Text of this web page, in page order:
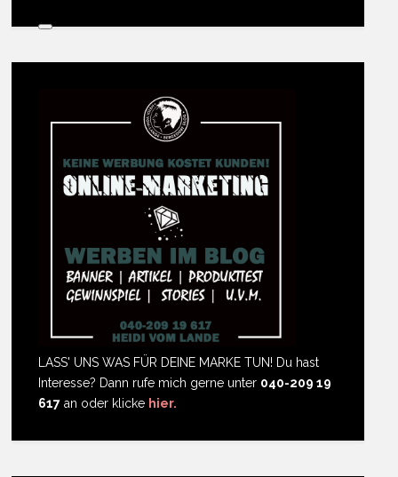
LASS' UNS WAS FÜR DEINE MARKE TUN! Du hast
Interesse? Dann rufe mich gerne unter 040-209 19
617 an oder klicke hier.